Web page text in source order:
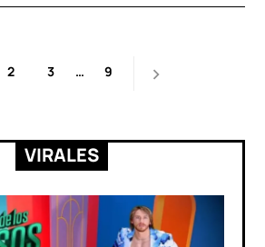
2 3 … 9
VIRALES